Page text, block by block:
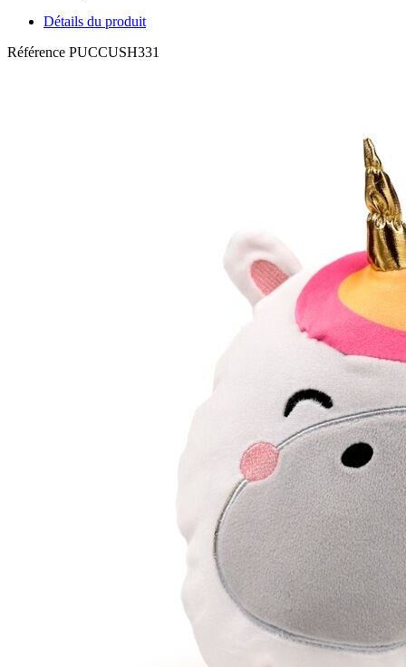
Détails du produit
Référence PUCCUSH331